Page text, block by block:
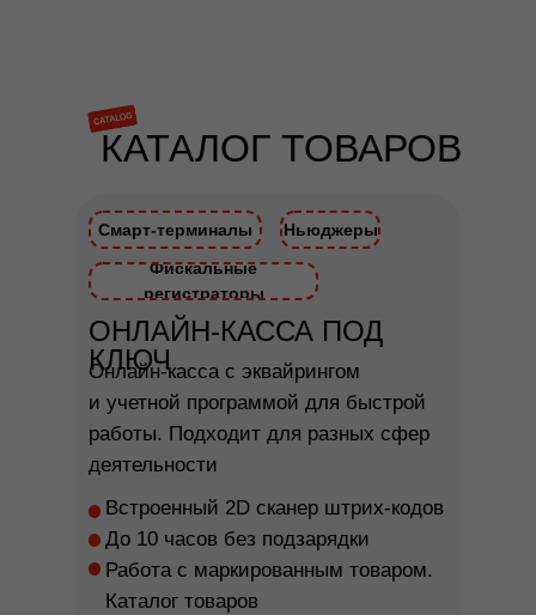
КАТАЛОГ ТОВАРОВ
ОНЛАЙН-КАССА ПОД
КЛЮЧ
Онлайн-касса с эквайрингом
и учетной программой для быстрой
работы. Подходит для разных сфер
деятельности
Встроенный 2D сканер штрих-кодов
До 10 часов без подзарядки
Работа с маркированным товаром.
Каталог товаров
Фискальные
регистраторы
Смарт-терминалы Ньюджеры